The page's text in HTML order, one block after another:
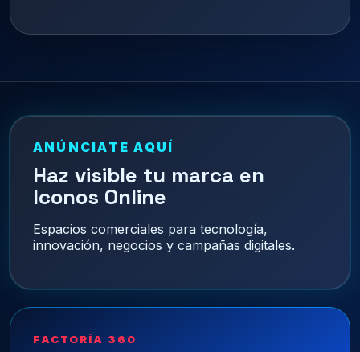
ANÚNCIATE AQUÍ
Haz visible tu marca en
Iconos Online
Espacios comerciales para tecnología,
innovación, negocios y campañas digitales.
FACTORÍA 360